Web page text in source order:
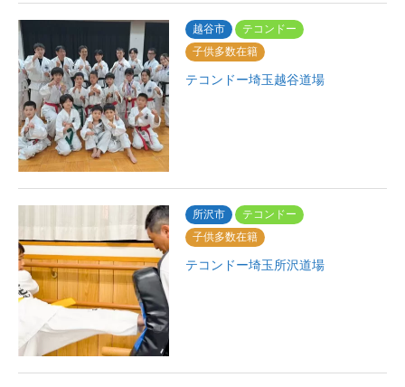
越谷市
テコンドー
子供多数在籍
テコンドー埼玉越谷道場
所沢市
テコンドー
子供多数在籍
テコンドー埼玉所沢道場